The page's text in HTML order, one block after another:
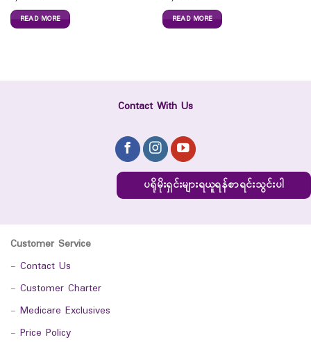
READ MORE READ MORE
Contact With Us
ပရိုမိုးရှင်းများရယူရန်စာရင်းသွင်းပါ
Customer Service
- Contact Us
- Customer Charter
- Medicare Exclusives
- Price Policy